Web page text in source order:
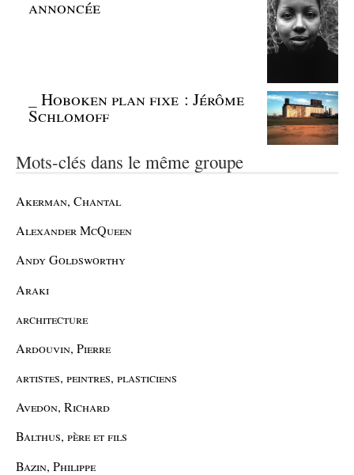
annoncée
_Hoboken plan fixe : Jérôme
Schlomoff
Mots-clés dans le même groupe
Akerman, Chantal
Alexander McQueen
Andy Goldsworthy
Araki
architecture
Ardouvin, Pierre
artistes, peintres, plasticiens
Avedon, Richard
Balthus, père et fils
Bazin, Philippe